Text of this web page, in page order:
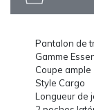
Pantalon de
Gamme
Coupe ample
Style Cargo
Longueur de